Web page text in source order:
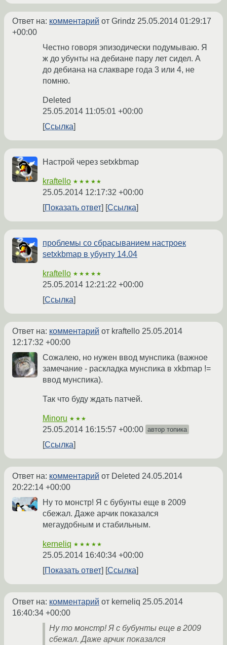
Ответ на: комментарий от Grindz 25.05.2014 01:29:17
+00:00
Честно говоря эпизодически подумываю. Я
ж до убунты на дебиане пару лет сидел. А
до дебиана на слакваре года 3 или 4, не
помню.
Deleted
25.05.2014 11:05:01 +00:00
Ссылка
Настрой через setxkbmap
kraftello ★★★★★
25.05.2014 12:17:32 +00:00
Показать ответ
Ссылка
проблемы со сбрасыванием настроек
setxkbmap в убунту 14.04
kraftello ★★★★★
25.05.2014 12:21:22 +00:00
Ссылка
Ответ на: комментарий от kraftello 25.05.2014
12:17:32 +00:00
Сожалею, но нужен ввод мунспика (важное
замечание - раскладка мунспика в xkbmap !=
ввод мунспика).
Так что буду ждать патчей.
Minoru ★★★
25.05.2014 16:15:57 +00:00 автор топика
Ссылка
Ответ на: комментарий от Deleted 24.05.2014
20:22:14 +00:00
Ну то монстр! Я с бубунты еще в 2009
сбежал. Даже арчик показался
мегаудобным и стабильным.
kerneliq ★★★★★
25.05.2014 16:40:34 +00:00
Показать ответ
Ссылка
Ответ на: комментарий от kerneliq 25.05.2014
16:40:34 +00:00
Ну то монстр! Я с бубунты еще в 2009
сбежал. Даже арчик показался